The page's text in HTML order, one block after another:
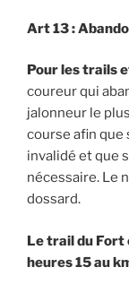
Art 13 :
Pour les trails
coureur qui
jalonneur le
course afin
invalidé et que
nécessaire. Le
dossard.
Le trail du Fort
heures 15 au